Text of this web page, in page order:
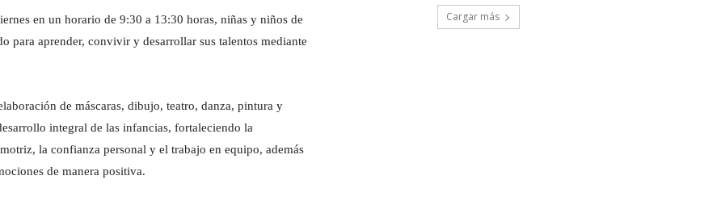
en un horario de 9:30 a 13:30 horas, niñas y niños de
para aprender, convivir y desarrollar sus talentos mediante
de máscaras, dibujo, teatro, danza, pintura y
integral de las infancias, fortaleciendo la
la confianza personal y el trabajo en equipo, además
de manera positiva.
Cargar más